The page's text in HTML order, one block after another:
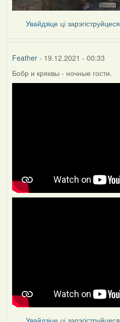
Увайдзіце цізарэгіструйцеся
Feather- 19.12.2021 - 00:33
Бобр и кряквы - ночные гости.